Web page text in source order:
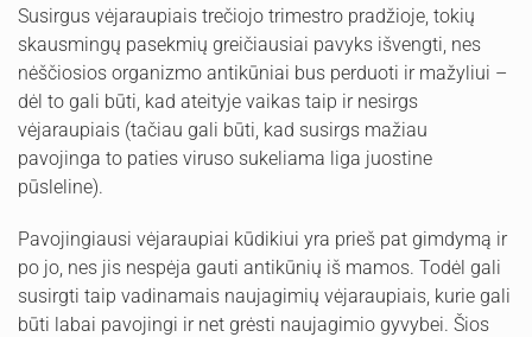
Susirgus vėjaraupiais trečiojo trimestro pradžioje, tokių
skausmingų pasekmių greičiausiai pavyks išvengti, nes
nėščiosios organizmo antikūniai bus perduoti ir mažyliui –
dėl to gali būti, kad ateityje vaikas taip ir nesirgs
vėjaraupiais (tačiau gali būti, kad susirgs mažiau
pavojinga to paties viruso sukeliama liga juostine
pūsleline).
Pavojingiausi vėjaraupiai kūdikiui yra prieš pat gimdymą ir
po jo, nes jis nespėja gauti antikūnių iš mamos. Todėl gali
susirgti taip vadinamais naujagimių vėjaraupiais, kurie gali
būti labai pavojingi ir net grėsti naujagimio gyvybei. Šios